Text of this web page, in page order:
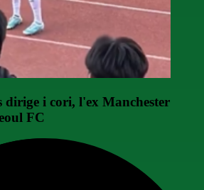
i cori, l'ex Manchester
FC